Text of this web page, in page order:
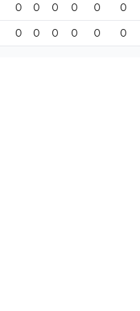
0 0 0 0 0 0
0 0 0 0 0 0